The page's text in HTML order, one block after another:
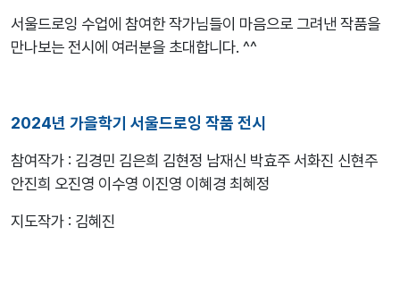
서울드로잉 수업에 참여한 작가님들이 마음으로 그려낸 작품을
만나보는 전시에 여러분을 초대합니다. ^^
2024년 가을학기 서울드로잉 작품 전시
참여작가 : 김경민 김은희 김현정 남재신 박효주 서화진 신현주
안진희 오진영 이수영 이진영 이혜경 최혜정
지도작가 : 김혜진